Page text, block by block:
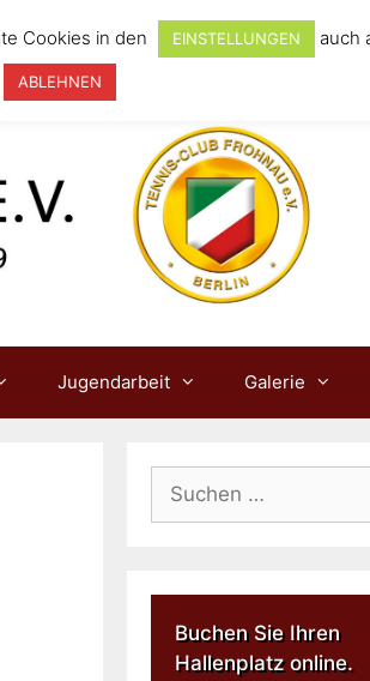
Jugendarbeit Galerie
Buchen Sie Ihren
Hallenplatz online.
Cookies in den EINSTELLUNGEN
auch
ABLEHNEN